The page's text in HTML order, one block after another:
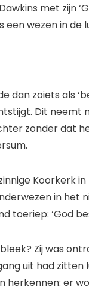
met zijn
een wezen in de
dan zoiets als
Dit neemt
zonder dat
Koorkerk
in het
toeriep: ‘God
Zij was
uit had zitten
herkennen: er